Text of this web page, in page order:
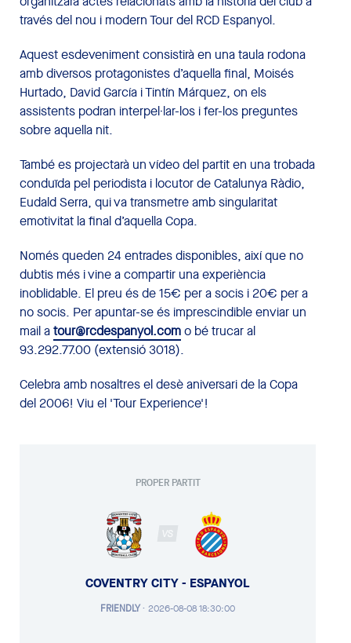
través del nou i modern Tour del RCD Espanyol.
Aquest esdeveniment consistirà en una taula rodona
amb diversos protagonistes d’aquella final, Moisés
Hurtado, David García i Tintín Márquez, on els
assistents podran interpel·lar-los i fer-los preguntes
sobre aquella nit.
També es projectarà un vídeo del partit en una trobada
conduïda pel periodista i locutor de Catalunya Ràdio,
Eudald Serra, qui va transmetre amb singularitat
emotivitat la final d’aquella Copa.
Només queden 24 entrades disponibles, així que no
dubtis més i vine a compartir una experiència
inoblidable. El preu és de 15€ per a socis i 20€ per a
no socis. Per apuntar-se és imprescindible enviar un
mail atour@rcdespanyol.como bé trucar al
93.292.77.00 (extensió 3018).
Celebra amb nosaltres el desè aniversari de la Copa
del 2006! Viu el 'Tour Experience'!
PROPER PARTIT
VS
COVENTRY CITY - ESPANYOL
FRIENDLY· 2026-08-08 18:30:00